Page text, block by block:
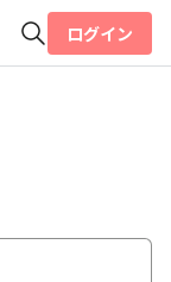
ログイン